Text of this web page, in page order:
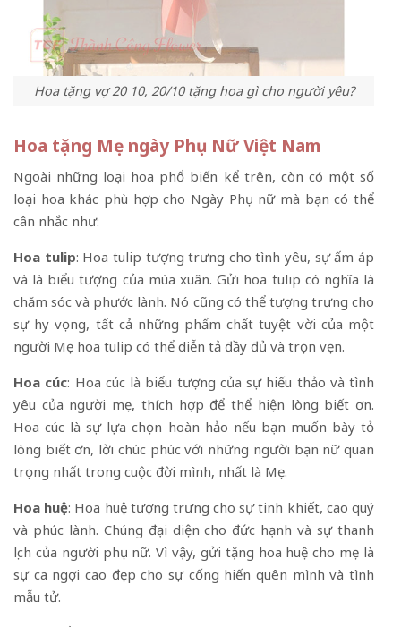
Hoa tặng vợ 20 10, 20/10 tặng hoa gì cho người yêu?
Hoa tặng Mẹ ngày Phụ Nữ Việt Nam
Ngoài những loại hoa phổ biến kể trên, còn có một số
loại hoa khác phù hợp cho Ngày Phụ nữ mà bạn có thể
cân nhắc như:
Hoa tulip: Hoa tulip tượng trưng cho tình yêu, sự ấm áp
và là biểu tượng của mùa xuân. Gửi hoa tulip có nghĩa là
chăm sóc và phước lành. Nó cũng có thể tượng trưng cho
sự hy vọng, tất cả những phẩm chất tuyệt vời của một
người Mẹ hoa tulip có thể diễn tả đầy đủ và trọn vẹn.
Hoa cúc: Hoa cúc là biểu tượng của sự hiếu thảo và tình
yêu của người mẹ, thích hợp để thể hiện lòng biết ơn.
Hoa cúc là sự lựa chọn hoàn hảo nếu bạn muốn bày tỏ
lòng biết ơn, lời chúc phúc với những người bạn nữ quan
trọng nhất trong cuộc đời mình, nhất là Mẹ.
Hoa huệ: Hoa huệ tượng trưng cho sự tinh khiết, cao quý
và phúc lành. Chúng đại diện cho đức hạnh và sự thanh
lịch của người phụ nữ. Vì vậy, gửi tặng hoa huệ cho mẹ là
sự ca ngợi cao đẹp cho sự cống hiến quên mình và tình
mẫu tử.